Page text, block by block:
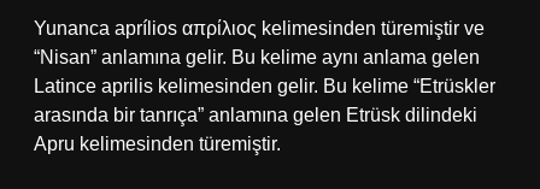
Yunanca aprílios απρίλιος kelimesinden türemiştir ve
“Nisan” anlamına gelir. Bu kelime aynı anlama gelen
Latince aprilis kelimesinden gelir. Bu kelime “Etrüskler
arasında bir tanrıça” anlamına gelen Etrüsk dilindeki
Apru kelimesinden türemiştir.